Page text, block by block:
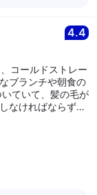
share your
consideration
north Mass
and
ease of your
style
family
Thank
s
4.4
コールドストレー
ブランチや朝食の
なければならず、
もべたついてい
エアコンはほこり
敏感で、夫が喘鳴
。それ以外は場所